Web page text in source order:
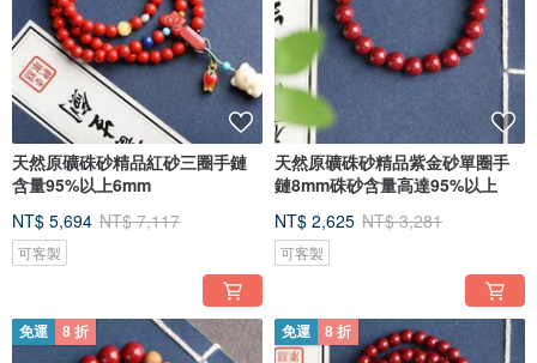
天然原礦硃砂精品紅砂三圈手鏈
含量95%以上6mm
NT$ 5,694 NT$ 7,117
可客製
天然原礦硃砂精品紫金砂單圈手
鏈8mm硃砂含量高達95%以上
NT$ 2,625 NT$ 3,281
可客製
免運 8 折 免運 8 折